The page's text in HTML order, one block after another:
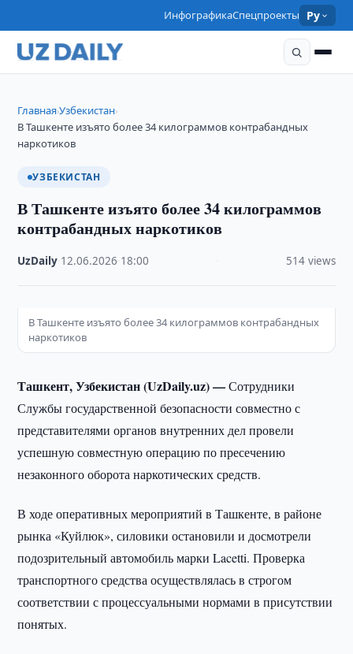
ИнфографикаСпецпроекты Ру
Главная›Узбекистан›
В Ташкенте изъято более 34 килограммов контрабандных
наркотиков
УЗБЕКИСТАН
В Ташкенте изъято более 34 килограммов
контрабандных наркотиков
UzDaily 12.06.2026 18:00 514 views
В Ташкенте изъято более 34 килограммов контрабандных
наркотиков
Ташкент, Узбекистан (UzDaily.uz) —Сотрудники
Службы государственной безопасности совместно с
представителями органов внутренних дел провели
успешную совместную операцию по пресечению
незаконного оборота наркотических средств.
В ходе оперативных мероприятий в Ташкенте, в районе
рынка «Куйлюк», силовики остановили и досмотрели
подозрительный автомобиль марки Lacetti. Проверка
транспортного средства осуществлялась в строгом
соответствии с процессуальными нормами в присутствии
понятых.